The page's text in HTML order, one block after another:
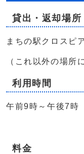
貸出・返却場所
まちの駅クロスピ
（これ以外の場所
利用時間
午前9時～午後7時
料金